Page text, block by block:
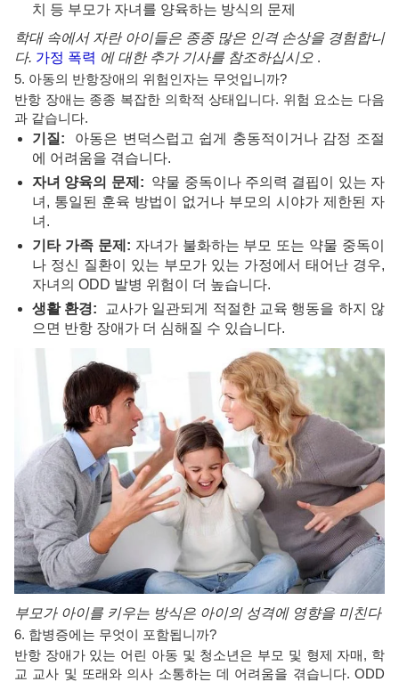
치 등 부모가 자녀를 양육하는 방식의 문제
학대 속에서 자란 아이들은 종종 많은 인격 손상을 경험합니
다. 가정 폭력 에 대한 추가 기사를 참조하십시오 .
5. 아동의 반항장애의 위험인자는 무엇입니까?
반항 장애는 종종 복잡한 의학적 상태입니다. 위험 요소는 다음
과 같습니다.
기질: 아동은 변덕스럽고 쉽게 충동적이거나 감정 조절
에 어려움을 겪습니다.
자녀 양육의 문제: 약물 중독이나 주의력 결핍이 있는 자
녀, 통일된 훈육 방법이 없거나 부모의 시야가 제한된 자
녀.
기타 가족 문제: 자녀가 불화하는 부모 또는 약물 중독이
나 정신 질환이 있는 부모가 있는 가정에서 태어난 경우,
자녀의 ODD 발병 위험이 더 높습니다.
생활 환경: 교사가 일관되게 적절한 교육 행동을 하지 않
으면 반항 장애가 더 심해질 수 있습니다.
부모가 아이를 키우는 방식은 아이의 성격에 영향을 미친다
6. 합병증에는 무엇이 포함됩니까?
반항 장애가 있는 어린 아동 및 청소년은 부모 및 형제 자매, 학
교 교사 및 또래와 의사 소통하는 데 어려움을 겪습니다. ODD